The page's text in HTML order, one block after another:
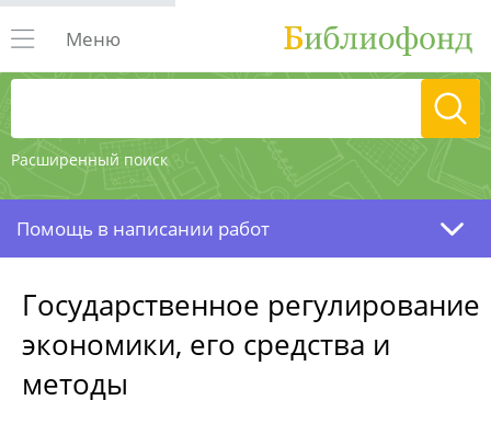
Расширенный поиск
Меню
Помощь в написании работ
Государственное регулирование
экономики, его средства и
методы